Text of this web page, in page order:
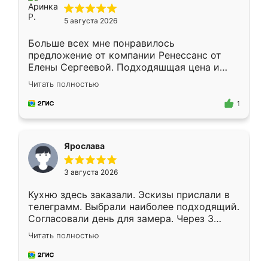
5 августа 2026
Больше всех мне понравилось
предложение от компании Ренессанс от
Елены Сергеевой. Подходяшщая цена и
короткие сроки изготовления. Приехавший
для замера сотрудник Владислав
предложил по моему эскизу самый
Читать полностью
1
Ярослава
3 августа 2026
Кухню здесь заказали. Эскизы прислали в
телеграмм. Выбрали наиболее подходящий.
Согласовали день для замера. Через 3
недели кухня была уже готова. Остались
довольны работой. Спасибо Ренессанс
мебель за качественную работу!
Читать полностью